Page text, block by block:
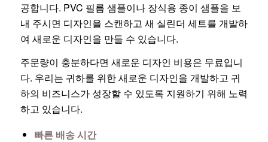
공합니다. PVC 필름 샘플이나 장식용 종이 샘플을 보
내 주시면 디자인을 스캔하고 새 실린더 세트를 개발하
여 새로운 디자인을 만들 수 있습니다.
주문량이 충분하다면 새로운 디자인 비용은 무료입니
다. 우리는 귀하를 위한 새로운 디자인을 개발하고 귀
하의 비즈니스가 성장할 수 있도록 지원하기 위해 노력
하고 있습니다.
빠른 배송 시간